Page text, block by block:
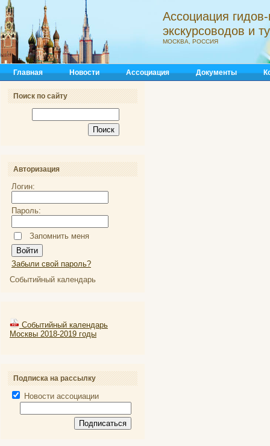
Ассоциация
экскурсоводов и
МОСКВА, РОССИЯ
Главная Новости Ассоциация Документы
Поиск по сайту
Авторизация
Логин:
Пароль:
Запомнить меня
Забыли свой пароль?
Событийный календарь
Событийный календарь
Москвы 2018-2019 годы
Подписка на рассылку
Новости ассоциации